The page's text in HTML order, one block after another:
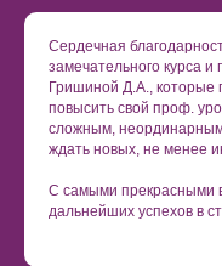
Сердечная
замечательного курса
Гришиной Д.А., которые
повысить свой проф.
сложным,
ждать новых, не менее
С самыми прекрасными
дальнейших успехов в